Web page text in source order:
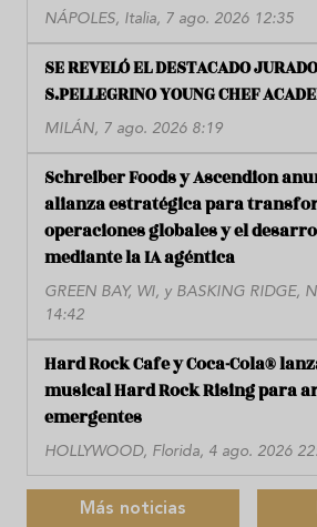
NÁPOLES, Italia, 7 ago. 2026 12:35
SE REVELÓ EL DESTACADO
S.PELLEGRINO YOUNG CHEF
MILÁN, 7 ago. 2026 8:19
Schreiber Foods y Ascendion
alianza estratégica para
operaciones globales y el
mediante la IA agéntica
GREEN BAY, WI, y BASKING RIDGE,
14:42
Hard Rock Cafe y Coca-Cola®
musical Hard Rock Rising para
emergentes
HOLLYWOOD, Florida, 4 ago. 2026
Más noticias